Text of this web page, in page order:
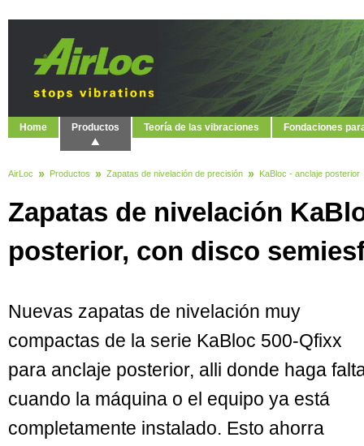
Home Productos Teoría de las vibraciones Fondaciones
AirLoc Productos Zapatas de nivelación de precisión KaBloc - anclaje posterior
Zapatas de nivelación
posterior, con disco
Nuevas zapatas de nivelación muy
compactas de la serie KaBloc 500-Qfixx
para anclaje posterior, alli donde haga
cuando la máquina o el equipo ya está
completamente instalado. Esto ahorra